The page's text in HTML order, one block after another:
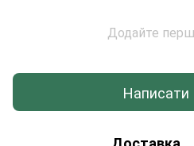
Додайте
Написати